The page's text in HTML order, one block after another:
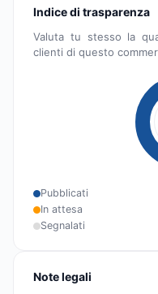
Indice di trasparenza
Valuta tu stesso la
clienti di questo
Pubblicati
In attesa
Segnalati
Note legali